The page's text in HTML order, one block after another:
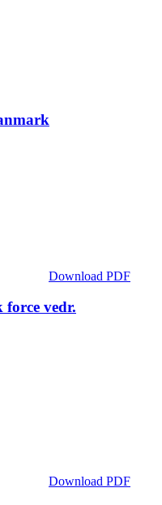
Download PDF
vedr.
Download PDF